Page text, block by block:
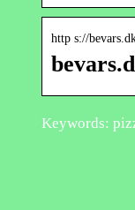
http s://
Keywords: